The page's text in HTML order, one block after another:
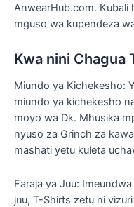
AnwearHub.com. Kubali
mguso wa kupendeza
Kwa nini Chagua
Miundo ya Kichekesho:
miundo ya kichekesho
moyo wa Dk. Mhusika
nyuso za Grinch za
mashati yetu kuleta
Faraja ya Juu:
juu, T-Shirts zetu ni